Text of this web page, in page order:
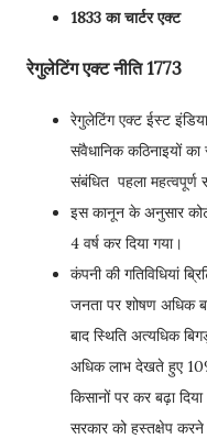
1833 का चार्टर एक्ट
रेगुलेटिंग एक्ट नीति 1773
रेगुलेटिंग एक्ट ईस्ट
संवैधानिक कठिनाइयों
संबंधित पहला महत्वपूर्ण
इस कानून के अनुसार
4 वर्ष कर दिया गया।
कंपनी की गतिविधियां
जनता पर शोषण अधिक
बाद स्थिति अत्यधिक
अधिक लाभ देखते हुए
किसानों पर कर बढ़ा
सरकार को हस्तक्षेप करने